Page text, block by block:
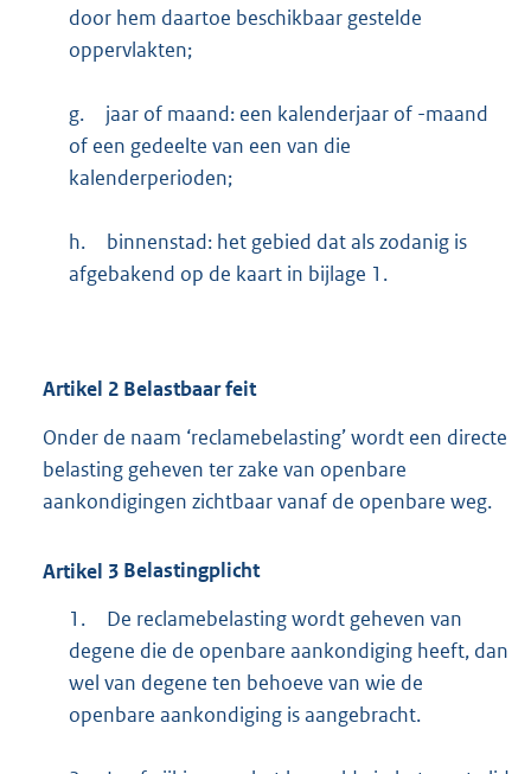
door hem daartoe beschikbaar gestelde
oppervlakten;
g.
jaar of maand: een kalenderjaar of -maand
of een gedeelte van een van die
kalenderperioden;
h.
binnenstad: het gebied dat als zodanig is
afgebakend op de kaart in bijlage 1.
Artikel 2 Belastbaar feit
Onder de naam ‘reclamebelasting’ wordt een directe
belasting geheven ter zake van openbare
aankondigingen zichtbaar vanaf de openbare weg.
Artikel 3 Belastingplicht
1.
De reclamebelasting wordt geheven van
degene die de openbare aankondiging heeft, dan
wel van degene ten behoeve van wie de
openbare aankondiging is aangebracht.